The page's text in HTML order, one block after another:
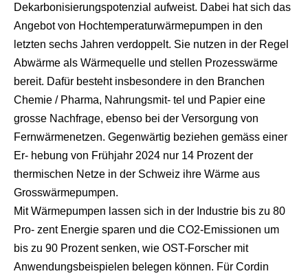
Dekarbonisierungspotenzial aufweist. Dabei hat sich das
Angebot von Hochtemperaturwärmepumpen in den
letzten sechs Jahren verdoppelt. Sie nutzen in der Regel
Abwärme als Wärmequelle und stellen Prozesswärme
bereit. Dafür besteht insbesondere in den Branchen
Chemie / Pharma, Nahrungsmit- tel und Papier eine
grosse Nachfrage, ebenso bei der Versorgung von
Fernwärmenetzen. Gegenwärtig beziehen gemäss einer
Er- hebung von Frühjahr 2024 nur 14 Prozent der
thermischen Netze in der Schweiz ihre Wärme aus
Grosswärmepumpen.
Mit Wärmepumpen lassen sich in der Industrie bis zu 80
Pro- zent Energie sparen und die CO2-Emissionen um
bis zu 90 Prozent senken, wie OST-Forscher mit
Anwendungsbeispielen belegen können. Für Cordin